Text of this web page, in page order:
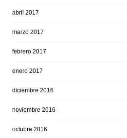
abril 2017
marzo 2017
febrero 2017
enero 2017
diciembre 2016
noviembre 2016
octubre 2016